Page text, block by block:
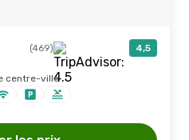
(469) 4,5
centre-ville